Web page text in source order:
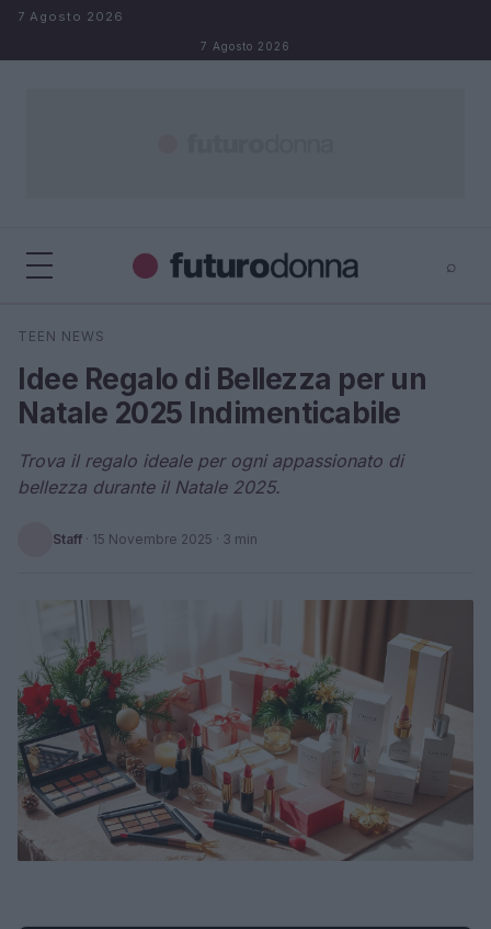
Salta al contenuto
7 Agosto 2026
7 Agosto 2026
⌕
Cerca
TEEN NEWS
Idee Regalo di Bellezza per un
Natale 2025 Indimenticabile
Trova il regalo ideale per ogni appassionato di
bellezza durante il Natale 2025.
Staff · 15 Novembre 2025 · 3 min